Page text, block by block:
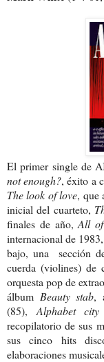
El primer single de
not enough?, éxito a
The look of love, que
inicial del cuarteto,
finales de año,All
internacional de
bajo, una sección
cuerda (violines) de
orquesta pop de
álbum Beauty stab,
(85), Alphabet city
recopilatorio de sus
sus cinco hits
elaboraciones